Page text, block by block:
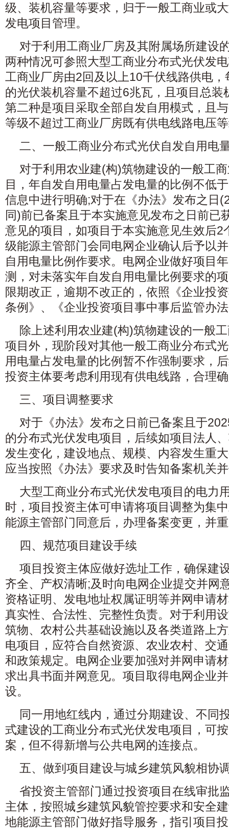
级、装机容量等要求，归于一般工商业或
发电项目管理。
对于利用工商业厂房及其附属场所建设
两种情况可参照大型工商业分布式光伏发
工商业厂房由2回及以上10千伏线路供电
的光伏装机容量不超过6兆瓦，且项目总装
第二种是项目采取全部自发自用模式，且
等级不超过工商业厂房既有供电线路电压
二、一般工商业分布式光伏自发自用电
对于利用农业建(构)筑物建设的一般工
目，年自发自用电量占发电量的比例不低
信息中进行明确;对于在《办法》发布之日
同)前已备案且于本实施意见发布之日前已
意见的项目，如项目于本实施意见生效后2
级能源主管部门会同电网企业确认后予以
自用电量比例作要求。电网企业做好项目
测，对未落实年自发自用电量比例要求的
限期改正，逾期不改正的，依照《企业投
条例》、《企业投资项目事中事后监管办
除上述利用农业建(构)筑物建设的一般
项目外，现阶段对其他一般工商业分布式
用电量占发电量的比例暂不作强制要求，
投资主体要考虑利用现有供电线路，合理
三、项目调整要求
对于《办法》发布之日前已备案且于
的分布式光伏发电项目，后续如项目法人
发生变化，建设地点、规模、内容发生重
应当按照《办法》要求及时告知备案机关
大型工商业分布式光伏发电项目的电力
时，项目投资主体可申请将项目调整为集
能源主管部门同意后，办理备案变更，并
四、规范项目建设手续
项目投资主体应做好选址工作，确保建
齐全、产权清晰;及时向电网企业提交并网
资格证明、发电地址权属证明等并网申请
真实性、合法性、完整性负责。对于利用
筑物、农村公共基础设施以及各类道路上
电项目，应符合自然资源、农业农村、交
和政策规定。电网企业要加强对并网申请
求出具书面并网意见。项目取得电网企业
设。
同一用地红线内，通过分期建设、不同
式建设的工商业分布式光伏发电项目，可
案，但不得新增与公共电网的连接点。
五、做到项目建设与城乡建筑风貌相协
省投资主管部门通过投资项目在线审批
主体，按照城乡建筑风貌管控要求和安全
地能源主管部门做好指导服务，指引项目